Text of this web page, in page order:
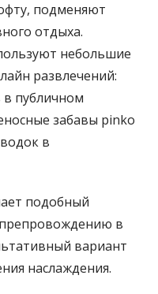
подменяют
отдыха.
небольшие
развлечений:
публичном
забавы pinko
в
подобный
в
вариант
наслаждения.